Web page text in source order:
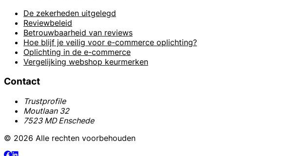
De zekerheden uitgelegd
Reviewbeleid
Betrouwbaarheid van reviews
Hoe blijf je veilig voor e-commerce oplichting?
Oplichting in de e-commerce
Vergelijking webshop keurmerken
Contact
Trustprofile
Moutlaan 32
7523 MD Enschede
© 2026 Alle rechten voorbehouden